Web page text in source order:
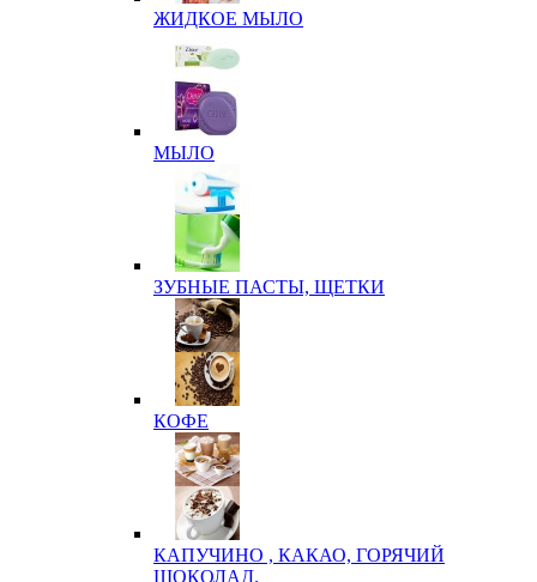
ЖИДКОЕ МЫЛО
МЫЛО
ЗУБНЫЕ ПАСТЫ, ЩЕТКИ
КОФЕ
КАПУЧИНО , КАКАО, ГОРЯЧИЙ
ШОКОЛАД.